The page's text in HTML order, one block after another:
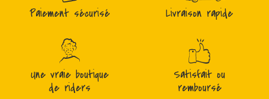
Paiement sécurisé Livraison rapide
Une vraie boutique
de riders
Satisfait ou
remboursé